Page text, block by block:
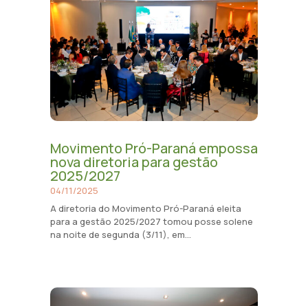
Movimento Pró-Paraná empossa
nova diretoria para gestão
2025/2027
04/11/2025
A diretoria do Movimento Pró-Paraná eleita
para a gestão 2025/2027 tomou posse solene
na noite de segunda (3/11), em...